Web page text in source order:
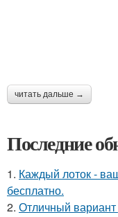
читать дальше →
Последние
1. Каждый лоток -
бесплатно.
2. Отличный